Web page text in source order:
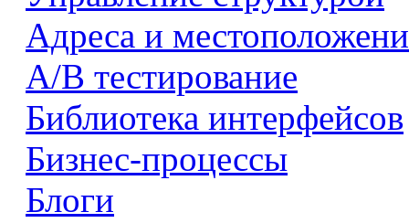
Адреса и
А/В тестирование
Библиотека интерфейсов
Бизнес-процессы
Блоги